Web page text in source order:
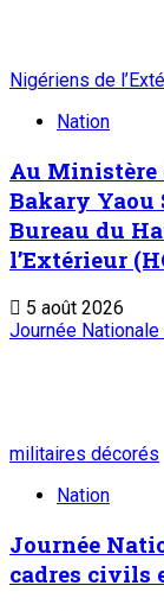
Nigériens de
Nation
Au Ministère
Bakary Yaou
Bureau du
l’Extérieur
5 août 2026
Journée
militaires décorés
Nation
Journée
cadres civils